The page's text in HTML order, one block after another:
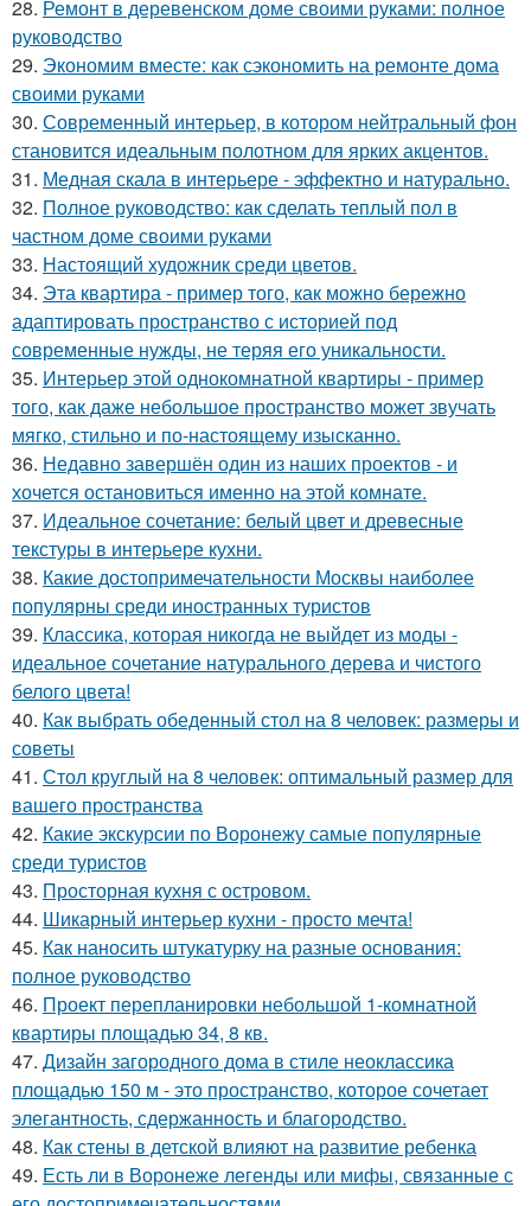
28. Ремонт в деревенском доме своими руками: полное
руководство
29. Экономим вместе: как сэкономить на ремонте дома
своими руками
30. Современный интерьер, в котором нейтральный фон
становится идеальным полотном для ярких акцентов.
31. Медная скала в интерьере - эффектно и натурально.
32. Полное руководство: как сделать теплый пол в
частном доме своими руками
33. Настоящий художник среди цветов.
34. Эта квартира - пример того, как можно бережно
адаптировать пространство с историей под
современные нужды, не теряя его уникальности.
35. Интерьер этой однокомнатной квартиры - пример
того, как даже небольшое пространство может звучать
мягко, стильно и по-настоящему изысканно.
36. Недавно завершён один из наших проектов - и
хочется остановиться именно на этой комнате.
37. Идеальное сочетание: белый цвет и древесные
текстуры в интерьере кухни.
38. Какие достопримечательности Москвы наиболее
популярны среди иностранных туристов
39. Классика, которая никогда не выйдет из моды -
идеальное сочетание натурального дерева и чистого
белого цвета!
40. Как выбрать обеденный стол на 8 человек: размеры и
советы
41. Стол круглый на 8 человек: оптимальный размер для
вашего пространства
42. Какие экскурсии по Воронежу самые популярные
среди туристов
43. Просторная кухня с островом.
44. Шикарный интерьер кухни - просто мечта!
45. Как наносить штукатурку на разные основания:
полное руководство
46. Проект перепланировки небольшой 1-комнатной
квартиры площадью 34, 8 кв.
47. Дизайн загородного дома в стиле неоклассика
площадью 150 м - это пространство, которое сочетает
элегантность, сдержанность и благородство.
48. Как стены в детской влияют на развитие ребенка
49. Есть ли в Воронеже легенды или мифы, связанные с